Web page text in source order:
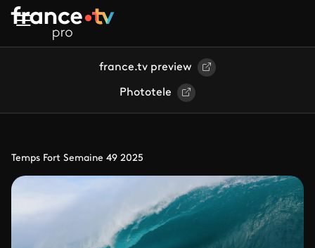
Aller au contenu principal
france.tv preview
Phototele
Temps Fort Semaine 49 2025